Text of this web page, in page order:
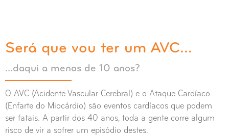
Será que vou ter um AVC...
...daqui a menos de 10 anos?
O AVC (Acidente Vascular Cerebral) e o Ataque Cardíaco
(Enfarte do Miocárdio) são eventos cardíacos que podem
ser fatais. A partir dos 40 anos, toda a gente corre algum
risco de vir a sofrer um episódio destes.